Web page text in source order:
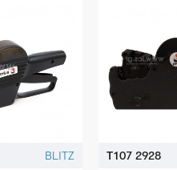
BLITZ T107 2928